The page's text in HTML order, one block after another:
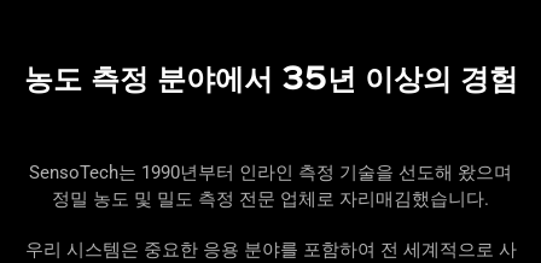
농도 측정 분야에서 35년 이상의 경험
SensoTech는 1990년부터 인라인 측정 기술을 선도해 왔으며
정밀 농도 및 밀도 측정 전문 업체로 자리매김했습니다.
우리 시스템은 중요한 응용 분야를 포함하여 전 세계적으로 사